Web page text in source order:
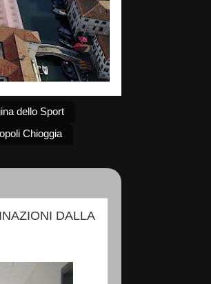
dello Sport
Chioggia
DALLA